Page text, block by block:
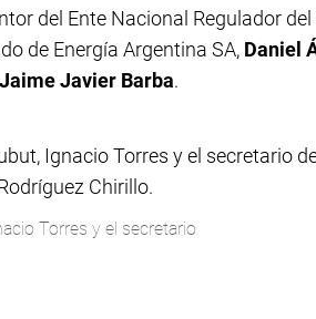
del Ente Nacional Regulador del
de Energía Argentina SA, Daniel
Jaime Javier Barba.
Torres y el secretario